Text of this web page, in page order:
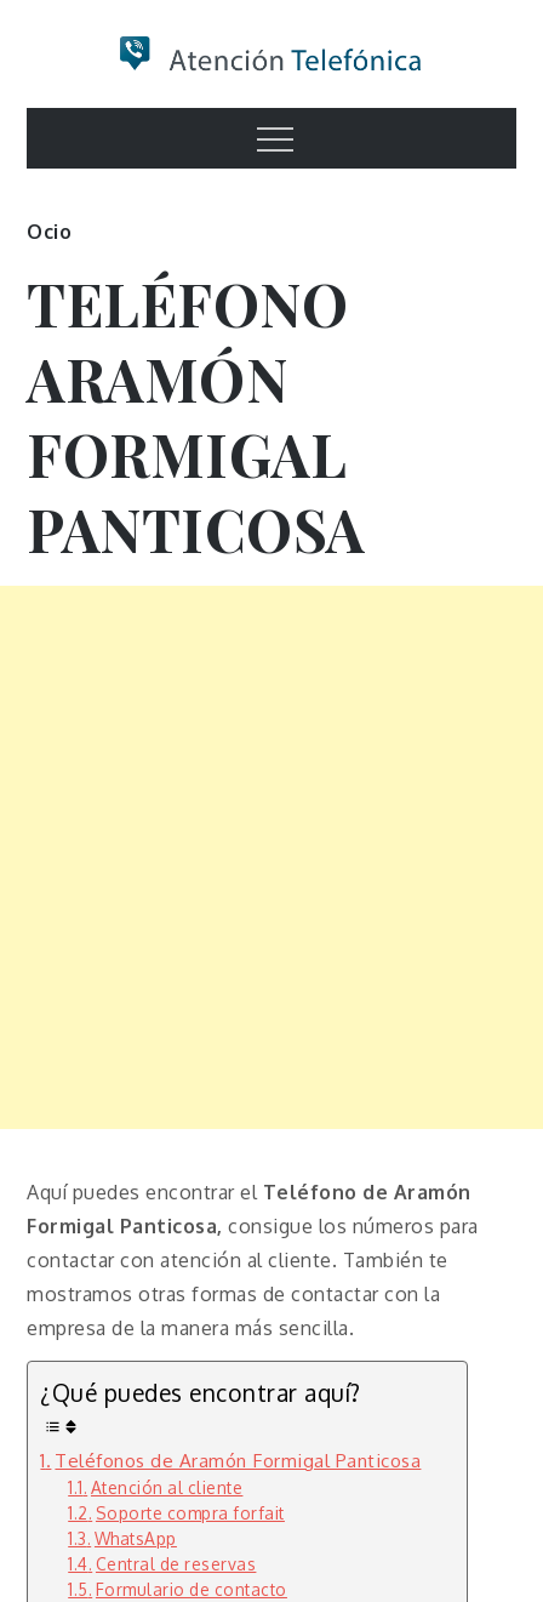
Numero de
Información
Menu
Ocio
TELÉFONO
ARAMÓN
FORMIGAL
PANTICOSA
Aquí puedes encontrar el Teléfono de Aramón
Formigal Panticosa,consigue los números para
contactar con atención al cliente. También te
mostramos otras formas de contactar con la
empresa de la manera más sencilla.
¿Qué puedes encontrar aquí?
Teléfonos de Aramón Formigal Panticosa
Atención al cliente
Soporte compra forfait
WhatsApp
Central de reservas
Formulario de contacto